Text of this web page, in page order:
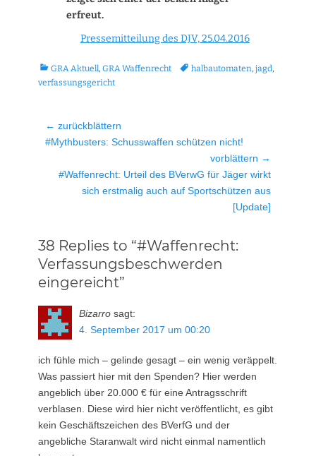
erfreut.
Pressemitteilung des DJV, 25.04.2016
Kategorien
GRA Aktuell, GRA Waffenrecht Tagshalbautomaten, jagd,
verfassungsgericht
Beitragsnavigation
← zurückblättern
Vorheriger
#Mythbusters: Schusswaffen schützen nicht!
vorblättern →
Nächster
#Waffenrecht: Urteil des BVerwG für Jäger wirkt
sich erstmalig auch auf Sportschützen aus
[Update]
38 Replies to “#Waffenrecht:
Verfassungsbeschwerden
eingereicht”
Bizarro sagt:
4. September 2017 um 00:20
ich fühle mich – gelinde gesagt – ein wenig veräppelt.
Was passiert hier mit den Spenden? Hier werden
angeblich über 20.000 € für eine Antragsschrift
verblasen. Diese wird hier nicht veröffentlicht, es gibt
kein Geschäftszeichen des BVerfG und der
angebliche Staranwalt wird nicht einmal namentlich